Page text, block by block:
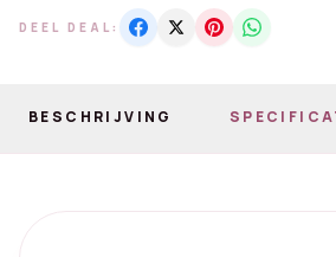
DEEL DEAL:
BESCHRIJVING